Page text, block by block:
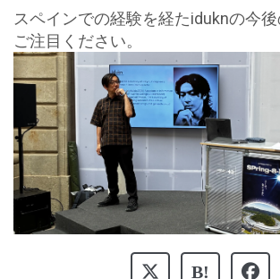
スペインでの経験を経たiduknの今
ご注目ください。